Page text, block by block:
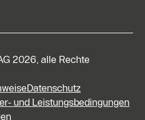
2026, alle Rechte
Datenschutz
und Leistungsbedingungen